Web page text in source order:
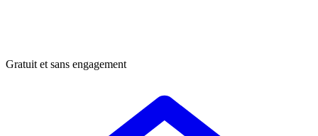
Gratuit et sans engagement